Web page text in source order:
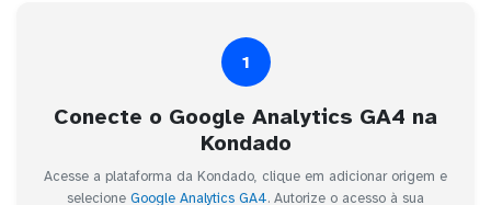
1
Conecte o Google Analytics GA4 na
Kondado
Acesse a plataforma da Kondado, clique em adicionar origem e
selecione Google Analytics GA4. Autorize o acesso à sua